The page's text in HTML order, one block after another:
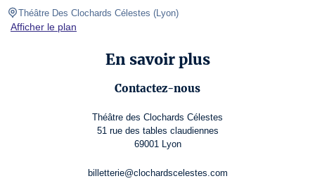
Théâtre Des Clochards Célestes (Lyon)
Afficher le plan
En savoir plus
Contactez-nous
Théâtre des Clochards Célestes
51 rue des tables claudiennes
69001 Lyon
billetterie@clochardscelestes.com